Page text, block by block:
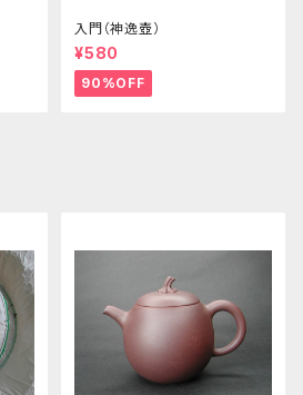
入門（神逸壺）
¥580
90%OFF